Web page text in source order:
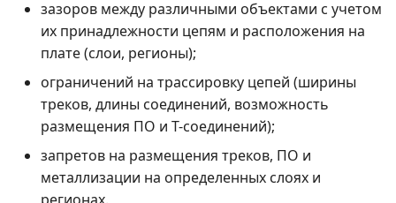
зазоров между различными объектами с учетом
их принадлежности цепям и расположения на
плате (слои, регионы);
ограничений на трассировку цепей (ширины
треков, длины соединений, возможность
размещения ПО и Т-соединений);
запретов на размещения треков, ПО и
металлизации на определенных слоях и